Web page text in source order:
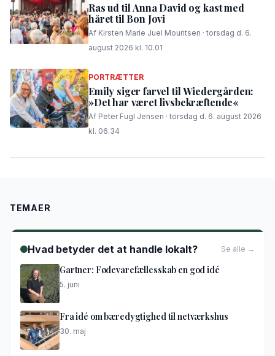
Ras ud til Anna David og kast med
håret til Bon Jovi
Af Kirsten Marie Juel Mouritsen · torsdag d. 6.
august 2026 kl. 10.01
PORTRÆTTER
Emily siger farvel til Wiedergården:
»Det har været livsbekræftende«
Af Peter Fugl Jensen · torsdag d. 6. august 2026
kl. 06.34
TEMAER
Hvad betyder det at handle lokalt? Se alle →
Gartner: Fødevarefællesskab en god idé
5. juni
Fra idé om bæredygtighed til netværkshus
30. maj